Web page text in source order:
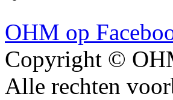
OHM op
Copyright ©
Alle rechten